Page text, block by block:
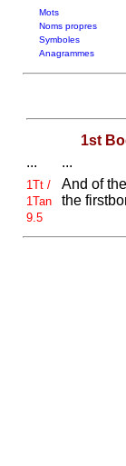
Mots
Noms propres
Symboles
Anagrammes
1st
...
...
1Tt /
1Tan
9.5
And of the
the